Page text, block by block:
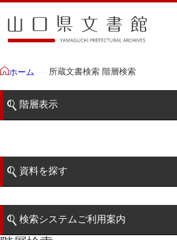
ホーム 所蔵文書検索 階層検索
階層表示
藩政文書
特定歴史公文書
諸家文書
資料を探す
階層検索
検索システムご利用案内